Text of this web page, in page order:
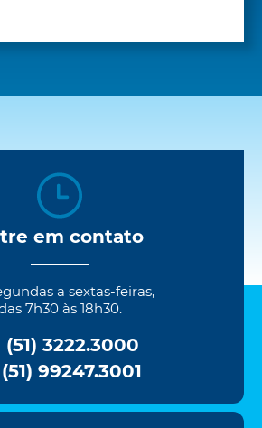
em contato
a sextas-feiras,
7h30 às 18h30.
(51) 3222.3000
(51) 99247.3001